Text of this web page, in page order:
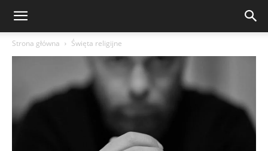
Strona główna Święta religijne